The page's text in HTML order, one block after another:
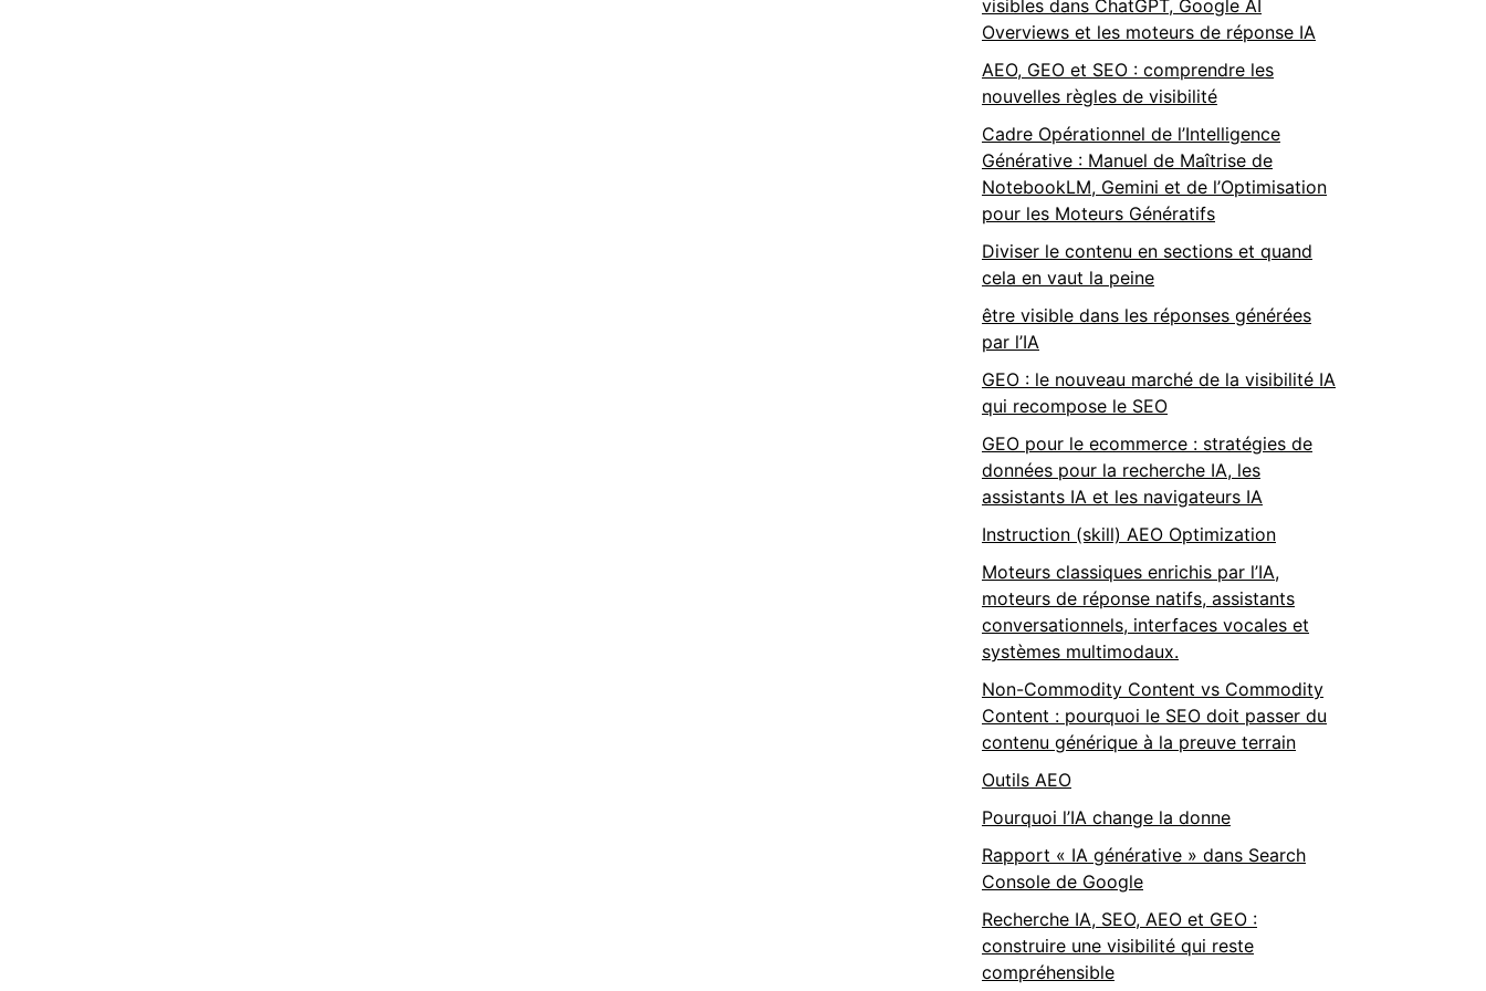
visibles dans ChatGPT, Google AI
Overviews et les moteurs de réponse IA
AEO, GEO et SEO : comprendre les
nouvelles règles de visibilité
Cadre Opérationnel de l’Intelligence
Générative : Manuel de Maîtrise de
NotebookLM, Gemini et de l’Optimisation
pour les Moteurs Génératifs
Diviser le contenu en sections et quand
cela en vaut la peine
être visible dans les réponses générées
par l’IA
GEO : le nouveau marché de la visibilité IA
qui recompose le SEO
GEO pour le ecommerce : stratégies de
données pour la recherche IA, les
assistants IA et les navigateurs IA
Instruction (skill) AEO Optimization
Moteurs classiques enrichis par l’IA,
moteurs de réponse natifs, assistants
conversationnels, interfaces vocales et
systèmes multimodaux.
Non-Commodity Content vs Commodity
Content : pourquoi le SEO doit passer du
contenu générique à la preuve terrain
Outils AEO
Pourquoi l’IA change la donne
Rapport « IA générative » dans Search
Console de Google
Recherche IA, SEO, AEO et GEO :
construire une visibilité qui reste
compréhensible